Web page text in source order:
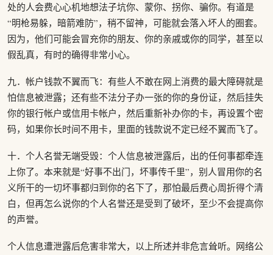
处的人会费心心机地想法子坑你、蒙你、拐你、骗你。有道是
“明枪易躲，暗箭难防”，稍不留神，可能就会落入坏人的圈套。
因为，他们可能会冒充你的朋友、你的亲戚或你的同学，甚至以
假乱真，有时的确得非常小心。
九．帐户钱款不翼而飞：有些人不敢在网上消费的最大障碍就是
怕信息被泄露；还有些不法分子办一张的你的身份证，然后挂失
你的银行帐户或信用卡帐户，然后重新补办你的卡，再设置个密
码，如果你长时间不用卡，里面的钱款说不定已经不翼而飞了。
十．个人名誉无端受毁：个人信息被泄露后，出的任何事都牵连
上你了。本来就是“好事不出门，坏事传千里”，别人冒用你的名
义所干的一切坏事都归到你的名下了，那怕最后费心周折得个清
白，但再怎么说你的个人名誉还是受到了破坏，至少不会提高你
的声誉。
个人信息遭泄露后危害非常大，以上所述并非危言耸听。网络公